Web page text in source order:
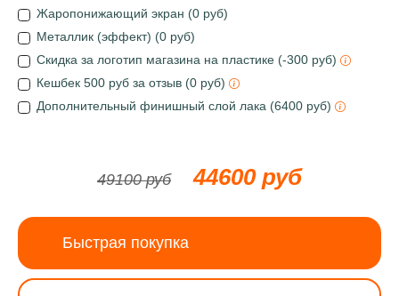
Жаропонижающий экран (0 руб)
Металлик (эффект) (0 руб)
Скидка за логотип магазина на пластике (-300 руб)
Кешбек 500 руб за отзыв (0 руб)
Дополнительный финишный слой лака (6400 руб)
49100 руб 44600 руб
Быстрая покупка